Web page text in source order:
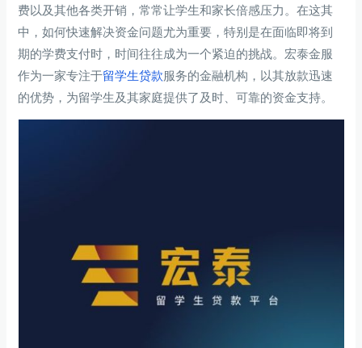
费以及其他各类开销，常常让学生和家长倍感压力。在这其
中，如何快速解决资金问题尤为重要，特别是在面临即将到
期的学费支付时，时间往往成为一个紧迫的挑战。宏泰金服
作为一家专注于留学生贷款服务的金融机构，以其放款迅速
的优势，为留学生及其家庭提供了及时、可靠的资金支持。